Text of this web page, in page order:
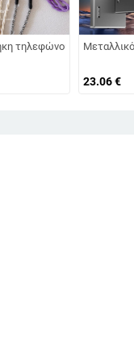
κροκοδειλικού
για άνοιξη-
τηλεφώνου μονόχρωμη
23.06€